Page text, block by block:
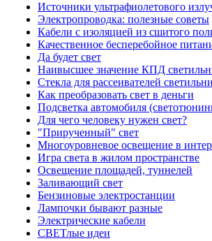
Источники ультрафиолетового
Электропроводка: полезные советы
Кабели с изоляцией из сшитого
Качественное бесперебойное
Да будет свет
Наивысшее значение КПД
Стекла для рассеивателей
Как преобразовать свет в деньги
Подсветка автомобиля
Для чего человеку нужен свет?
"Прирученный" свет
Многоуровневое освещение в
Игра света в жилом пространстве
Освещение площадей, туннелей
Заливающий свет
Бензиновые электростанции
Лампочки бывают разные
Электрические кабели
СВЕТлые идеи